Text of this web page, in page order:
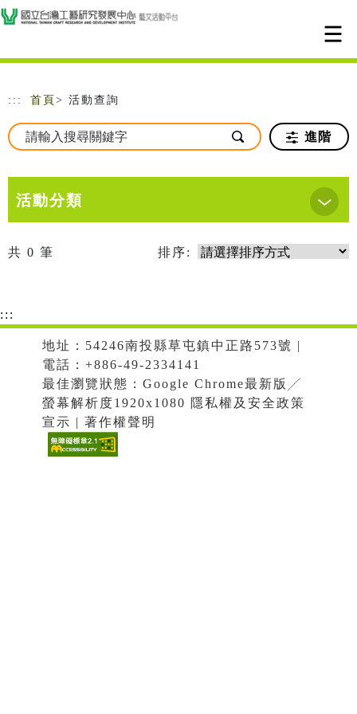
跳到主要內容
網站導覽
::: 首頁 > 活動查詢
進階
活動分類
共 0 筆 排序:
:::
地址：54246南投縣草屯鎮中正路573號 |
電話：+886-49-2334141
最佳瀏覽狀態：Google Chrome最新版╱
螢幕解析度1920x1080 隱私權及安全政策
宣示 | 著作權聲明